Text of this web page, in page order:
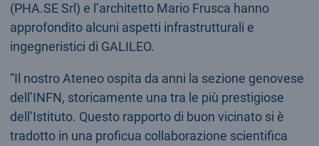
(PHA.SE Srl) e l’architetto Mario Frusca hanno
approfondito alcuni aspetti infrastrutturali e
ingegneristici di GALILEO.
“Il nostro Ateneo ospita da anni la sezione genovese
dell’INFN, storicamente una tra le più prestigiose
dell’Istituto. Questo rapporto di buon vicinato si è
tradotto in una proficua collaborazione scientifica